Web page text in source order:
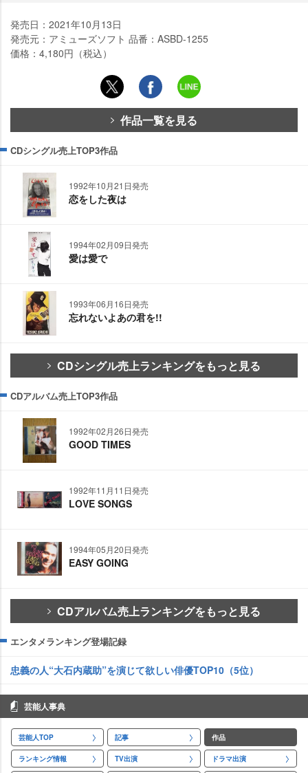
発売日：2021年10月13日
発売元：アミューズソフト 品番：ASBD-1255
価格：4,180円（税込）
作品一覧を見る
CDシングル売上TOP3作品
1992年10月21日発売
恋をした夜は
1994年02月09日発売
愛は愛で
1993年06月16日発売
忘れないよあの君を!!
CDシングル売上ランキングをもっと見る
CDアルバム売上TOP3作品
1992年02月26日発売
GOOD TIMES
1992年11月11日発売
LOVE SONGS
1994年05月20日発売
EASY GOING
CDアルバム売上ランキングをもっと見る
エンタメランキング登場記録
忠義の人“大石内蔵助”を演じて欲しい俳優TOP10（5位）
芸能人事典
芸能人TOP 記事 作品
ランキング情報 TV出演 ドラマ出演